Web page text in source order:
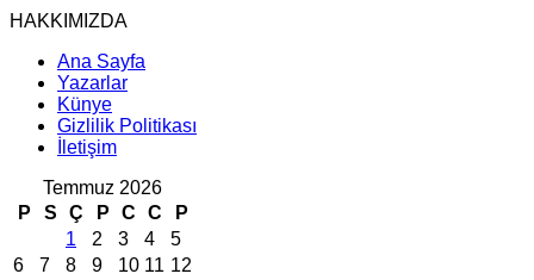
HAKKIMIZDA
Ana Sayfa
Yazarlar
Künye
Gizlilik Politikası
İletişim
Temmuz 2026
P
S Ç P C C
P
1
2 3 4
5
6
7 8 9 10 11 12